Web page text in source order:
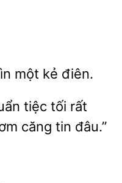
kẻ điên.
tối rất
tin đâu.”